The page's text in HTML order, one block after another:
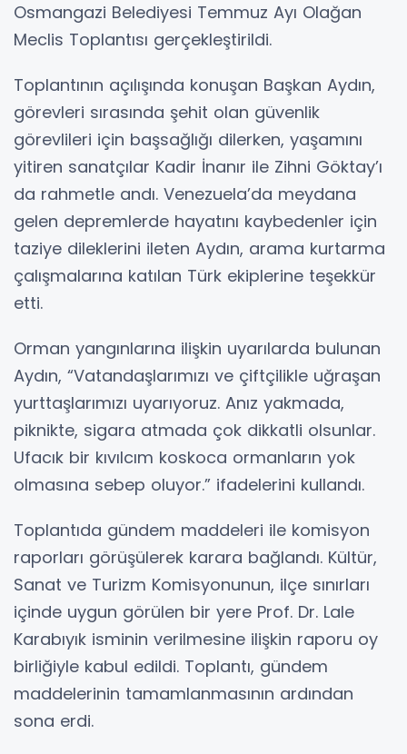
Osmangazi Belediyesi Temmuz Ayı Olağan
Meclis Toplantısı gerçekleştirildi.
Toplantının açılışında konuşan Başkan Aydın,
görevleri sırasında şehit olan güvenlik
görevlileri için başsağlığı dilerken, yaşamını
yitiren sanatçılar Kadir İnanır ile Zihni Göktay’ı
da rahmetle andı. Venezuela’da meydana
gelen depremlerde hayatını kaybedenler için
taziye dileklerini ileten Aydın, arama kurtarma
çalışmalarına katılan Türk ekiplerine teşekkür
etti.
Orman yangınlarına ilişkin uyarılarda bulunan
Aydın, “Vatandaşlarımızı ve çiftçilikle uğraşan
yurttaşlarımızı uyarıyoruz. Anız yakmada,
piknikte, sigara atmada çok dikkatli olsunlar.
Ufacık bir kıvılcım koskoca ormanların yok
olmasına sebep oluyor.” ifadelerini kullandı.
Toplantıda gündem maddeleri ile komisyon
raporları görüşülerek karara bağlandı. Kültür,
Sanat ve Turizm Komisyonunun, ilçe sınırları
içinde uygun görülen bir yere Prof. Dr. Lale
Karabıyık isminin verilmesine ilişkin raporu oy
birliğiyle kabul edildi. Toplantı, gündem
maddelerinin tamamlanmasının ardından
sona erdi.